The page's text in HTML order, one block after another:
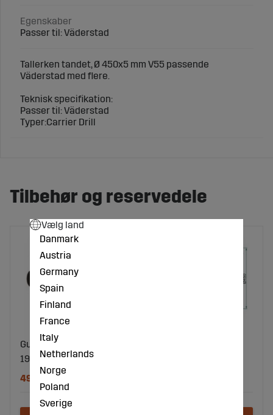
Egenskaber
Passer til: Väderstad
Tallerken tandet, Ø 450x5 mm V55 passende
Väderstad med flere.
Teknisk specifikation:
Passer til: Väderstad
Typer:Carrier Drill
Tilbehør og reservedele
Gummistav Længde =
190 mm, Ø 30 mm
49 DKK
Vælg land
Danmark
Austria
Germany
Spain
Finland
France
Italy
Netherlands
Norge
Poland
Sverige